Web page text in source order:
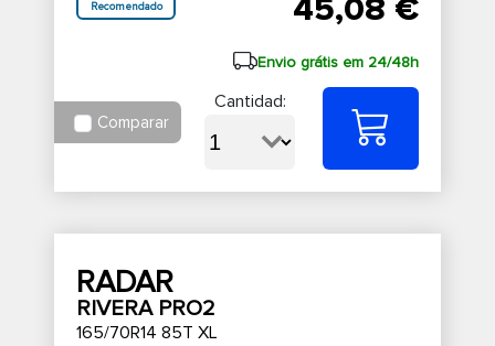
Recomendado 45,08 €
Envio grátis em 24/48h
Comparar
Cantidad:
RADAR
RIVERA PRO2
165/70R14 85T XL